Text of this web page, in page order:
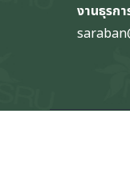
งานธุรก